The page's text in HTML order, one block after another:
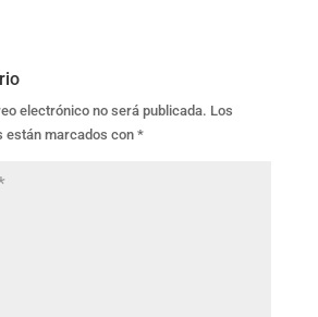
electrónico no será publicada. Los
están marcados con*